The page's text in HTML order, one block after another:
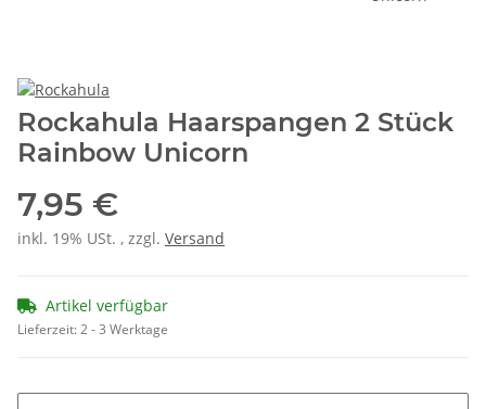
Rockahula Haarspangen 2 Stück
Rainbow Unicorn
7,95 €
inkl. 19% USt. , zzgl. Versand
Artikel verfügbar
Lieferzeit:2 - 3 Werktage